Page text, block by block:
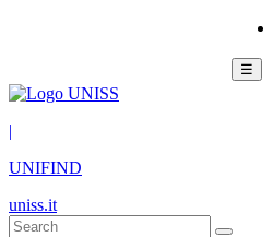
☰
|
UNIFIND
uniss.it